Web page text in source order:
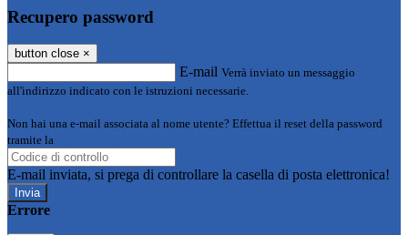
Recupero password
button close ×
E-mail Verrà inviato un messaggio
all'indirizzo indicato con le istruzioni necessarie.
Non hai una e-mail associata al nome utente? Effettua il reset della password
tramite la
E-mail inviata, si prega di controllare la casella di posta elettronica!
Errore